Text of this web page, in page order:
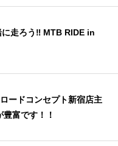
走ろう‼ MTB RIDE in
ードコンセプト新宿店主
富です！！